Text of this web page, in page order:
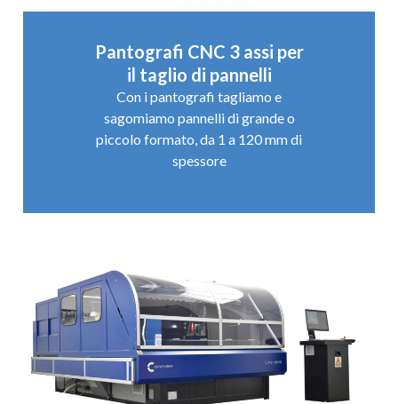
Pantografi CNC 3 assi per
il taglio di pannelli
Con i pantografi tagliamo e
sagomiamo pannelli di grande o
piccolo formato, da 1 a 120 mm di
spessore